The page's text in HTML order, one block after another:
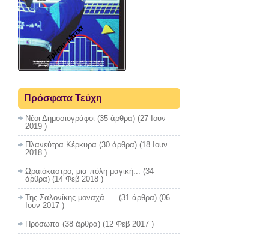
Τρίτου Ματιά
Πρόσφατα Τεύχη
Νέοι Δημοσιογράφοι (35 άρθρα) (27 Ιουν
2019 )
Πλανεύτρα Κέρκυρα (30 άρθρα) (18 Ιουν
2018 )
Ωραιόκαστρο, μια πόλη μαγική... (34
άρθρα) (14 Φεβ 2018 )
Της Σαλονίκης μοναχά .... (31 άρθρα) (06
Ιουν 2017 )
Πρόσωπα (38 άρθρα) (12 Φεβ 2017 )